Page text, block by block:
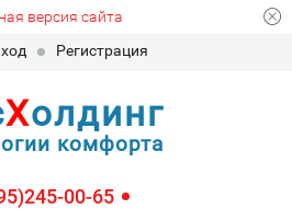
версия сайта
Регистрация
Холдинг
комфорта
00-65